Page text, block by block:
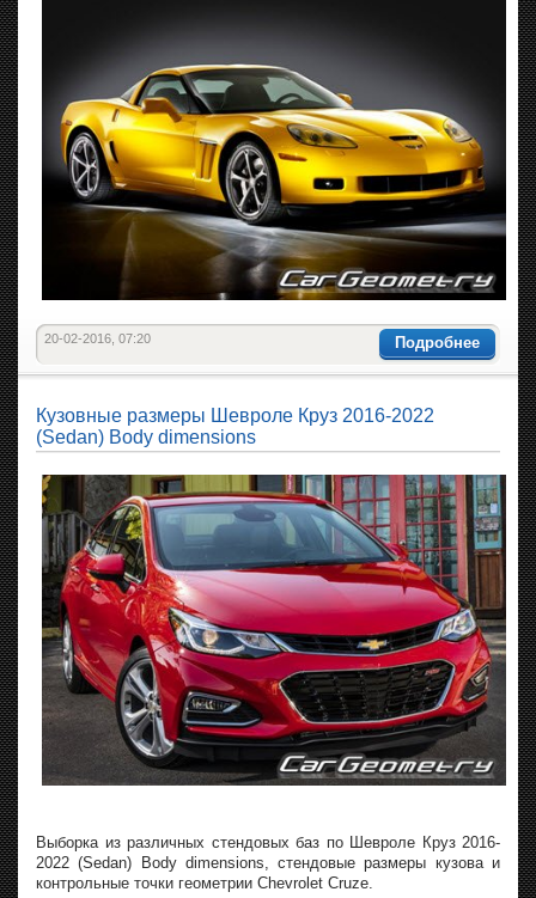
Подробнее
20-02-2016, 07:20
Кузовные размеры Шевроле Круз 2016-2022
(Sedan) Body dimensions
Выборка из различных стендовых баз по Шевроле Круз 2016-
2022 (Sedan) Body dimensions, стендовые размеры кузова и
контрольные точки геометрии Chevrolet Cruze.